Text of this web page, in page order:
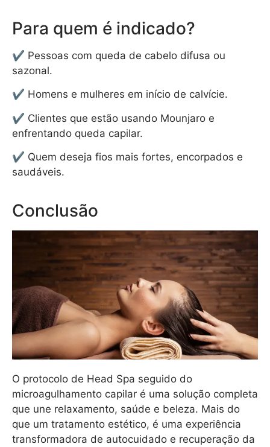
Para quem é indicado?
✔ Pessoas com queda de cabelo difusa ou
sazonal.
✔ Homens e mulheres em início de calvície.
✔ Clientes que estão usando Mounjaro e
enfrentando queda capilar.
✔ Quem deseja fios mais fortes, encorpados e
saudáveis.
Conclusão
O protocolo de Head Spa seguido do
microagulhamento capilar é uma solução completa
que une relaxamento, saúde e beleza. Mais do
que um tratamento estético, é uma experiência
transformadora de autocuidado e recuperação da